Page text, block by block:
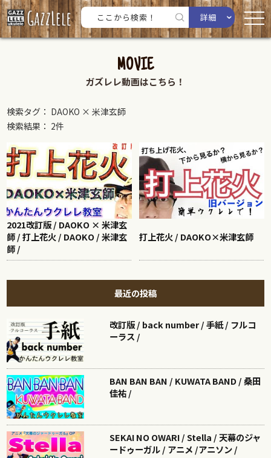
詳細
MOVIE
ガズレレ動画はこちら！
検索タグ： DAOKO × 米津玄師
検索結果： 2件
2021改訂版 / DAOKO × 米津玄
師 / 打上花火 / DAOKO / 米津玄
師 /
打上花火 / DAOKO×米津玄師
最近の投稿
改訂版 / back number / 手紙 / フルコ
ーラス /
BAN BAN BAN / KUWATA BAND / 桑田
佳祐 /
SEKAI NO OWARI / Stella / 天幕のジャ
ードゥーガル / アニメ /アニソン /